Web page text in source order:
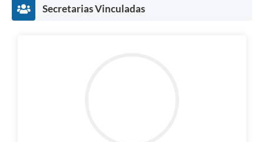
Secretarias Vinculadas